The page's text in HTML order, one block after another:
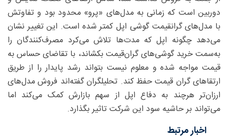
دوربین است که زمانی به مدل‌های «پرو» محدود بود و تفاوتش
با مدل‌های گرانقیمت گوشی اپل کمتر شده است. این تغییر نشان
می‌دهد چگونه اپل که مدت‌ها تلاش می‌کرد مصرف‌کنندگان را
به‌سمت خرید گوشی‌های گران‌قیمت بکشاند، با تقاضای حساس به
قیمت مواجه شده و معلوم نیست بتواند رشد پایدار را از طریق
ارتقاهای گران قیمت حفظ کند. تحلیلگران گفته‌اند فروش مدل‌های
ارزان‌تر هرچند به دفاع اپل از سهم بازارش کمک می‌کند اما
می‌تواند بر حاشیه سود این شرکت تاثیر بگذارد.
اخبار مرتبط